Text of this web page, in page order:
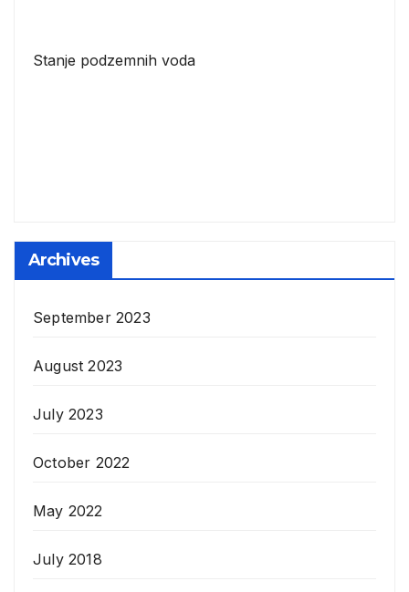
Stanje podzemnih voda
Archives
September 2023
August 2023
July 2023
October 2022
May 2022
July 2018